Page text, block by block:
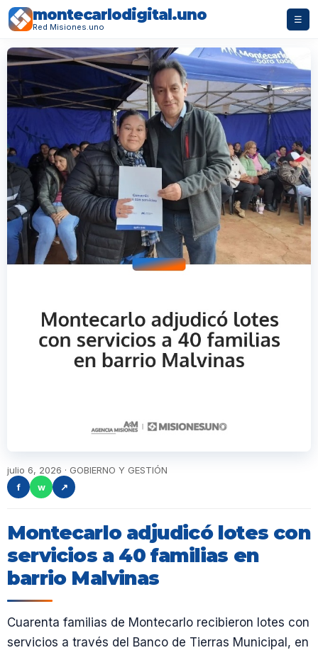
montecarlodigital.uno
Red Misiones.uno
☰
julio 6, 2026 · GOBIERNO Y GESTIÓN
f
w ↗
Montecarlo adjudicó lotes con
servicios a 40 familias en
barrio Malvinas
Cuarenta familias de Montecarlo recibieron lotes con
servicios a través del Banco de Tierras Municipal, en